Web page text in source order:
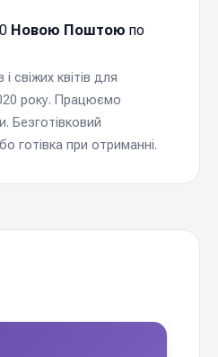
Новою Поштою по
свіжих квітів для
року. Працюємо
Безготівковий
готівка при отриманні.